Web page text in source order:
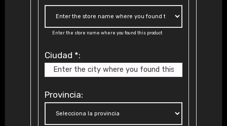
Enter the store name where you found this product
Ciudad *:
Provincia: